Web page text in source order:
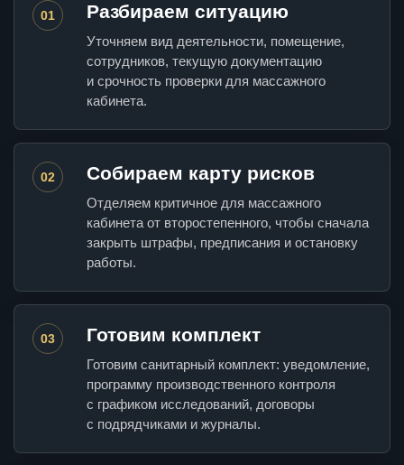
01 Разбираем ситуацию
Уточняем вид деятельности, помещение,
сотрудников, текущую документацию
и срочность проверки для массажного
кабинета.
02 Собираем карту рисков
Отделяем критичное для массажного
кабинета от второстепенного, чтобы сначала
закрыть штрафы, предписания и остановку
работы.
03 Готовим комплект
Готовим санитарный комплект: уведомление,
программу производственного контроля
с графиком исследований, договоры
с подрядчиками и журналы.